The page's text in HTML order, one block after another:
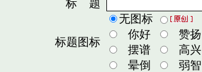
标 题
标题图标
无图标
你好
赞扬
摆谱
高兴
晕倒
弱智